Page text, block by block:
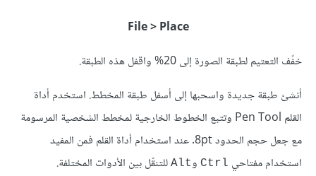
File > Place
خفّف التعتيم لطبقة الصورة إلى 20% واقفل هذه الطبقة.
أنشئ طبقة جديدة واسحبها إلى أسفل طبقة المخطط. استخدم أداة
القلم Pen Tool وتتبع الخطوط الخارجية لمخطط الشخصية المرسومة
مع جعل حجم الحدود 8pt. عند استخدام أداة القلم فمن المفيد
استخدام مفتاحي Ctrl وAlt للتنقّل بين الأدوات المختلفة.